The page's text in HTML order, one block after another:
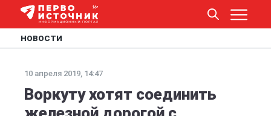
НОВОСТИ
10 апреля 2019, 14:47
Воркуту хотят соединить